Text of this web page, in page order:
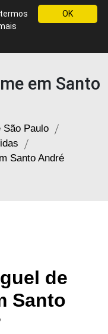
Menu
em Santo
São Paulo
Santo André
de
Santo
OK